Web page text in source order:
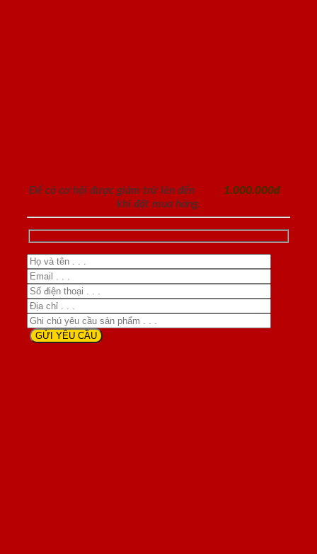
Để có cơ hội được giảm trừ lên đến
1.000.000đ
khi đặt mua hàng.